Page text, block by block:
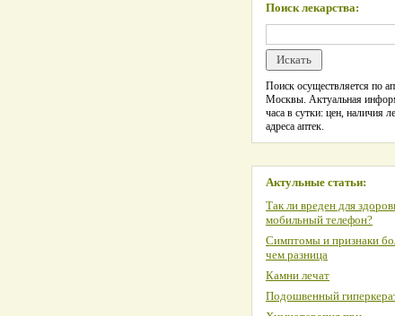
Поиск лекарства:
Поиск осуществляется по
Москвы. Актуальная
часа в сутки: цен, наличия
адреса аптек.
Актульные статьи:
Так ли вреден для
мобильный телефон?
Симптомы и признаки
чем разница
Камни лечат
Подошвенный